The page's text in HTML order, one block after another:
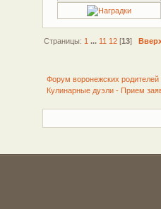
Страницы: 1 ... 11 12[13]
Форум воронежских родителей
Кулинарные дуэли - Прием